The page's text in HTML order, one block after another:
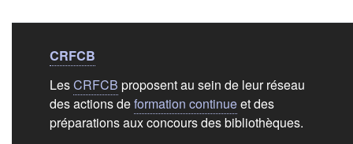
Liens de bas de
CRFCB
LesCRFCB proposent au sein de leur réseau
des actions deformation continueet des
préparations aux concours des bibliothèques.